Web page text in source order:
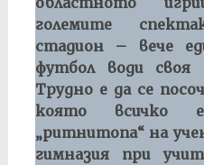
големите
стадион – вече
футбол води своя
Трудно е да се
която всичко
„ритнитопа“ на
гимназия при